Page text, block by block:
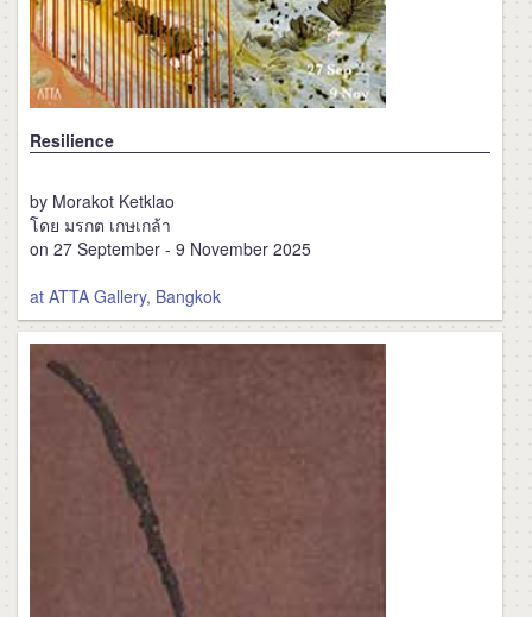
Resilience
by Morakot Ketklao
โดย มรกต เกษเกล้า
on 27 September - 9 November 2025
at ATTA Gallery, Bangkok